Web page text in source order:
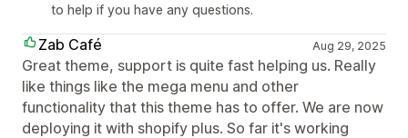
to help if you have any questions.
Zab Café Aug 29, 2025
Great theme, support is quite fast helping us. Really
like things like the mega menu and other
functionality that this theme has to offer. We are now
deploying it with shopify plus. So far it's working